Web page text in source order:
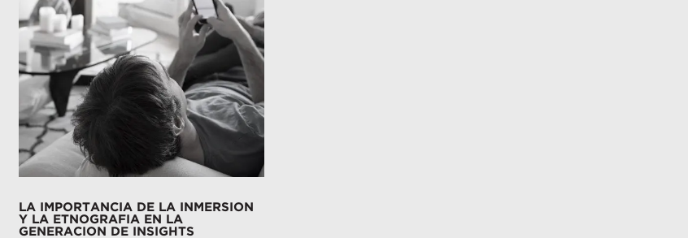
LA IMPORTANCIA DE LA INMERSION
Y LA ETNOGRAFIA EN LA
GENERACION DE INSIGHTS